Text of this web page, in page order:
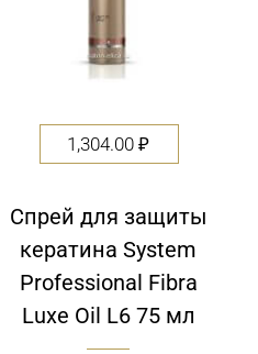
1,304.00₽
Спрей для защиты
кератина System
Professional Fibra
Luxe Oil L6 75 мл